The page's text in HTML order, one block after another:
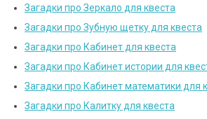
Загадки про Зеркало для квеста
Загадки про Зубную щетку для квеста
Загадки про Кабинет для квеста
Загадки про Кабинет истории для
Загадки про Кабинет математики для
Загадки про Калитку для квеста